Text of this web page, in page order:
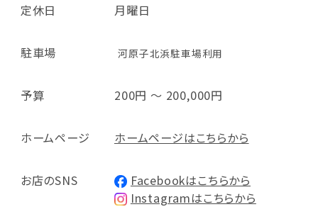
定休日 月曜日
駐車場 河原子北浜駐車場利用
予算 200円 ～ 200,000円
ホームページ ホームページはこちらから
お店のSNS
Facebookはこちらから
Instagramはこちらから